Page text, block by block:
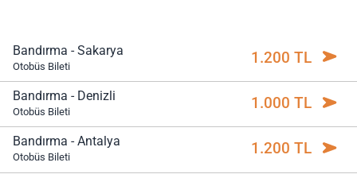
Bandırma - Sakarya
Otobüs Bileti 1.200 TL
Bandırma - Denizli
Otobüs Bileti 1.000 TL
Bandırma - Antalya
Otobüs Bileti 1.200 TL